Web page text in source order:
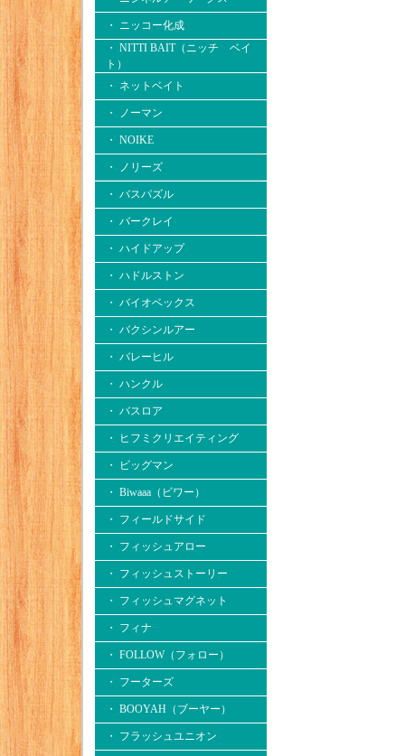
・ ニッコー化成
・ NITTI BAIT（ニッチ ベイ
ト）
・ ネットベイト
・ ノーマン
・ NOIKE
・ ノリーズ
・ バスパズル
・ バークレイ
・ ハイドアップ
・ ハドルストン
・ バイオベックス
・ バクシンルアー
・ バレーヒル
・ ハンクル
・ バスロア
・ ヒフミクリエイティング
・ ビッグマン
・ Biwaaa（ビワー）
・ フィールドサイド
・ フィッシュアロー
・ フィッシュストーリー
・ フィッシュマグネット
・ フィナ
・ FOLLOW（フォロー）
・ フーターズ
・ BOOYAH（ブーヤー）
・ フラッシュユニオン